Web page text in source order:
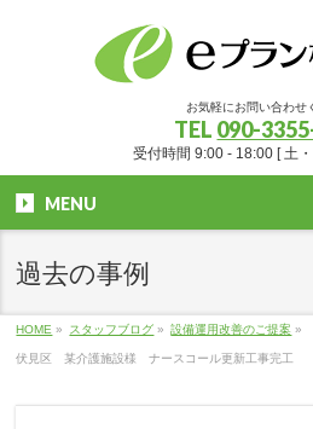
お気軽にお問い合わせ
TEL 090-
受付時間 9:00 - 18:00 [ 土
MENU
過去の事例
HOME » スタッフブログ » 設備運用改善のご提案 »
伏見区 某介護施設様 ナースコール更新工事完工